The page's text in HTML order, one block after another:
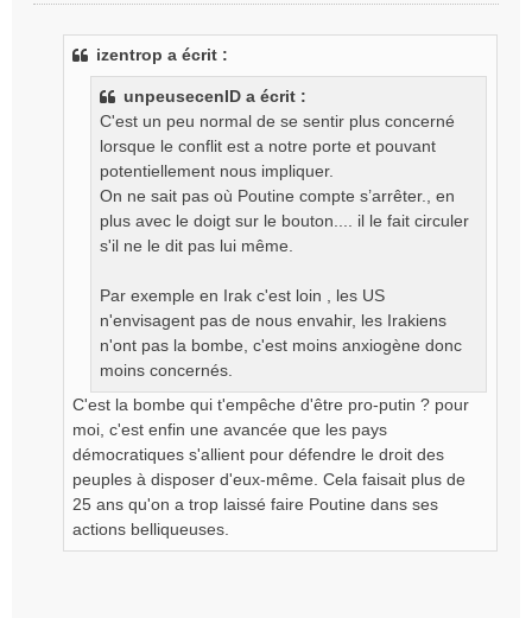
izentrop a écrit :
unpeusecenID a écrit :
C'est un peu normal de se sentir plus concerné
lorsque le conflit est a notre porte et pouvant
potentiellement nous impliquer.
On ne sait pas où Poutine compte s’arrêter., en
plus avec le doigt sur le bouton.... il le fait circuler
s'il ne le dit pas lui même.
Par exemple en Irak c'est loin , les US
n'envisagent pas de nous envahir, les Irakiens
n'ont pas la bombe, c'est moins anxiogène donc
moins concernés.
C'est la bombe qui t'empêche d'être pro-putin ? pour
moi, c'est enfin une avancée que les pays
démocratiques s'allient pour défendre le droit des
peuples à disposer d'eux-même. Cela faisait plus de
25 ans qu'on a trop laissé faire Poutine dans ses
actions belliqueuses.